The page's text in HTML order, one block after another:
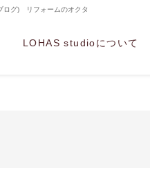
ログ) リフォームのオクタ
LOHAS studioについて